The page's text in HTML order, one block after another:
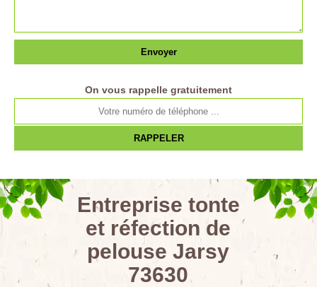
On vous rappelle gratuitement
Entreprise tonte
et réfection de
pelouse Jarsy
73630